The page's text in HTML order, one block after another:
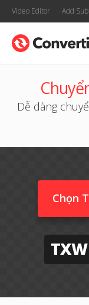
Video Editor Add
Dễ dàng
Chọn
TXW